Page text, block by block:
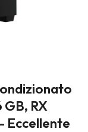
GB, RX
Eccellente